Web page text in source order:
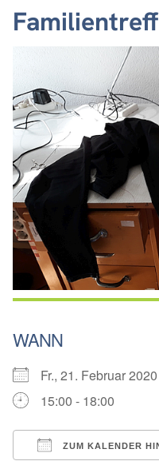
Familientreff
WANN
Fr., 21. Februar
15:00 - 18:00
ZUM KALENDER